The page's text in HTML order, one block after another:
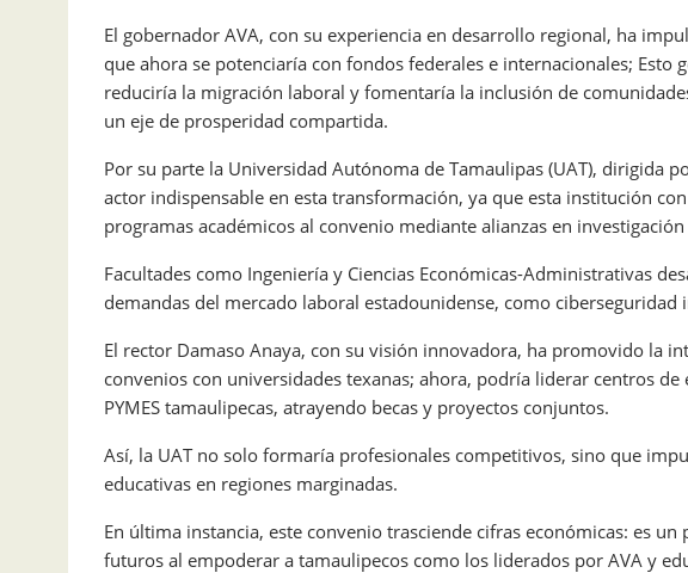
El gobernador AVA, con su experiencia en desarrollo regional, ha
que ahora se potenciaría con fondos federales e internacionales; Esto
reduciría la migración laboral y fomentaría la inclusión de
un eje de prosperidad compartida.
Por su parte la Universidad Autónoma de Tamaulipas (UAT), dirigida
actor indispensable en esta transformación, ya que esta institución
programas académicos al convenio mediante alianzas en
Facultades como Ingeniería y Ciencias Económicas-Administrativas
demandas del mercado laboral estadounidense, como
El rector Damaso Anaya, con su visión innovadora, ha promovido la
convenios con universidades texanas; ahora, podría liderar centros
PYMES tamaulipecas, atrayendo becas y proyectos conjuntos.
Así, la UAT no solo formaría profesionales competitivos, sino que
educativas en regiones marginadas.
En última instancia, este convenio trasciende cifras económicas: es
futuros al empoderar a tamaulipecos como los liderados por AVA y